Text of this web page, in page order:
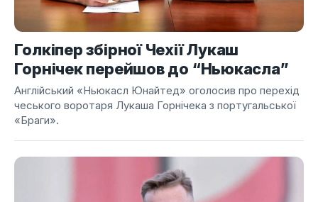
Голкіпер збірної Чехії Лукаш
Горнічек перейшов до “Ньюкасла”
Англійський «Ньюкасл Юнайтед» оголосив про перехід
чеського воротаря Лукаша Горнічека з португальської
«Браги».